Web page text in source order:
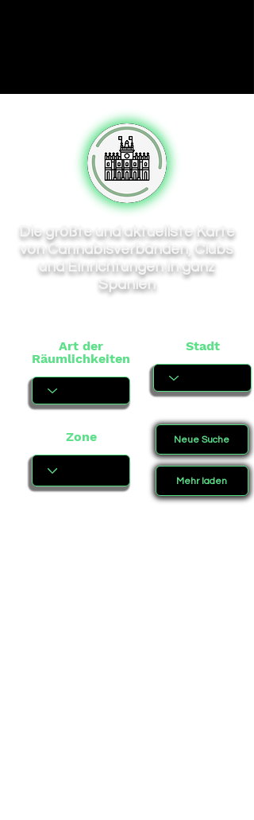
Die größte und aktuellste Karte
von Cannabisverbänden, Clubs
und Einrichtungen in ganz
Spanien
Art der
Räumlichkeiten
Stadt
Zone Neue Suche
Mehr laden